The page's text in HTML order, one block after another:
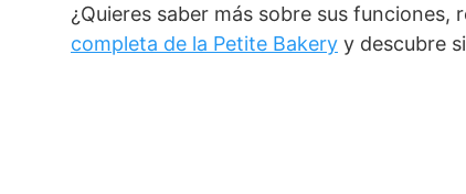
¿Quieres saber más sobre sus funciones,
completa de la Petite Bakery y descubre